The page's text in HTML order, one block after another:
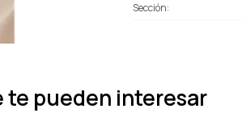
Sección
te pueden interesar